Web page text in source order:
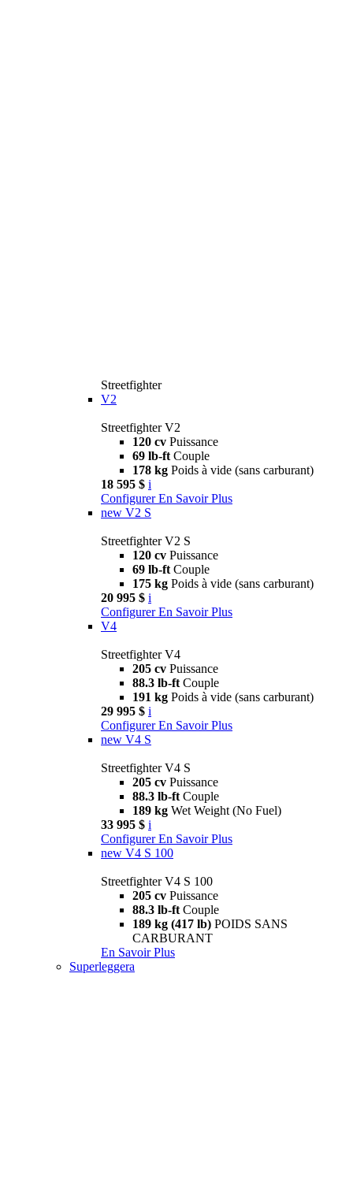
Streetfighter
V2
Streetfighter V2
120 cv Puissance
69 lb-ft Couple
178 kg Poids à vide (sans carburant)
18 595 $ i
Configurer En Savoir Plus
new V2 S
Streetfighter V2 S
120 cv Puissance
69 lb-ft Couple
175 kg Poids à vide (sans carburant)
20 995 $ i
Configurer En Savoir Plus
V4
Streetfighter V4
205 cv Puissance
88.3 lb-ft Couple
191 kg Poids à vide (sans carburant)
29 995 $ i
Configurer En Savoir Plus
new V4 S
Streetfighter V4 S
205 cv Puissance
88.3 lb-ft Couple
189 kg Wet Weight (No Fuel)
33 995 $ i
Configurer En Savoir Plus
new V4 S 100
Streetfighter V4 S 100
205 cv Puissance
88.3 lb-ft Couple
189 kg (417 lb) POIDS SANS
CARBURANT
En Savoir Plus
Superleggera